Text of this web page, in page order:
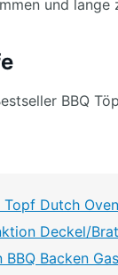
und lange
BBQ